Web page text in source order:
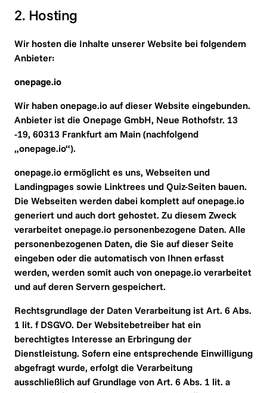
2. Hosting
Wir hosten die Inhalte unserer Website bei folgendem
Anbieter:
onepage.io
Wir haben onepage.io auf dieser Website eingebunden.
Anbieter ist die Onepage GmbH, Neue Rothofstr. 13
-19, 60313 Frankfurt am Main (nachfolgend
„onepage.io“).
onepage.io ermöglicht es uns, Webseiten und
Landingpages sowie Linktrees und Quiz-Seiten bauen.
Die Webseiten werden dabei komplett auf onepage.io
generiert und auch dort gehostet. Zu diesem Zweck
verarbeitet onepage.io personenbezogene Daten. Alle
personenbezogenen Daten, die Sie auf dieser Seite
eingeben oder die automatisch von Ihnen erfasst
werden, werden somit auch von onepage.io verarbeitet
und auf deren Servern gespeichert.
Rechtsgrundlage der Daten Verarbeitung ist Art. 6 Abs.
1 lit. f DSGVO. Der Websitebetreiber hat ein
berechtigtes Interesse an Erbringung der
Dienstleistung. Sofern eine entsprechende Einwilligung
abgefragt wurde, erfolgt die Verarbeitung
ausschließlich auf Grundlage von Art. 6 Abs. 1 lit. a